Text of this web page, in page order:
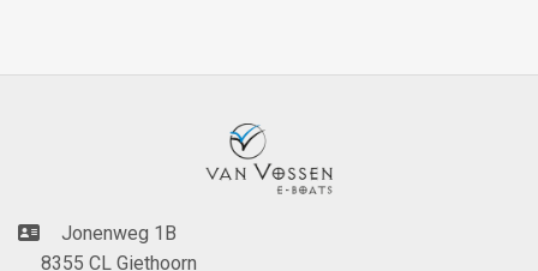
Jonenweg 1B
8355 CL Giethoorn